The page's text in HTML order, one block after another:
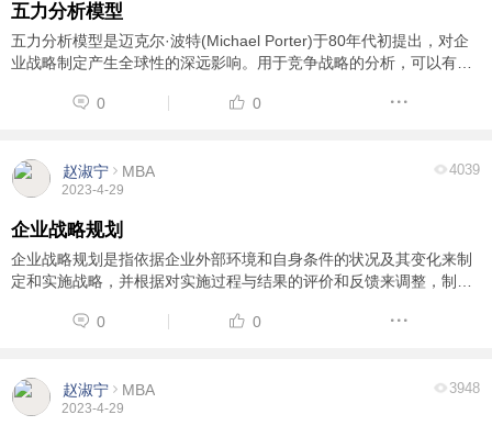
五力分析模型
五力分析模型是迈克尔·波特(Michael Porter)于80年代初提出，对企
业战略制定产生全球性的深远影响。用于竞争战略的分析，可以有效
者的讨价还价能力、潜在竞争者进入的能 ...
0 0
赵淑宁 MBA
2023-4-29
4039
企业战略规划
企业战略规划是指依据企业外部环境和自身条件的状况及其变化来制
定和实施战略，并根据对实施过程与结果的评价和反馈来调整，制定
https://baike.baidu.com/item/%E4%BC%81%E4%B8%9A%E6%88%
0 0
赵淑宁 MBA
2023-4-29
3948